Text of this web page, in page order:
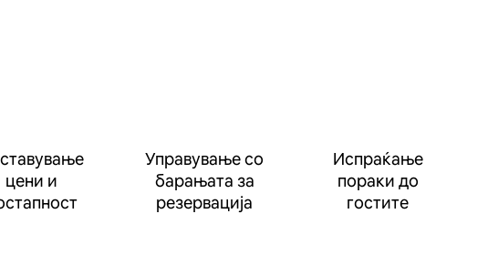
цени и
Управување со
барањата за
резервација
Испраќање
пораки до
гостите